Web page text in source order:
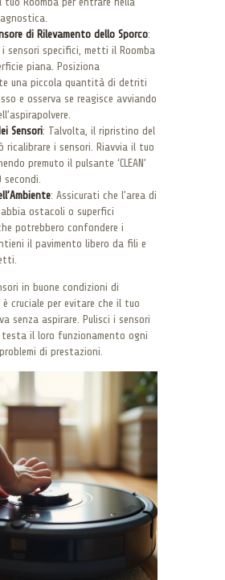
di Rilevamento dello Sporco:
sensori specifici, metti il Roomba
piana. Posiziona
una piccola quantità di detriti
e osserva se reagisce avviando
Sensori: Talvolta, il ripristino del
ricalibrare i sensori. Riavvia il tuo
premuto il pulsante ‘CLEAN’
: Assicurati che l’area di
ostacoli o superfici
potrebbero confondere i
il pavimento libero da fili e
in buone condizioni di
cruciale per evitare che il tuo
senza aspirare. Pulisci i sensori
testa il loro funzionamento ogni
di prestazioni.